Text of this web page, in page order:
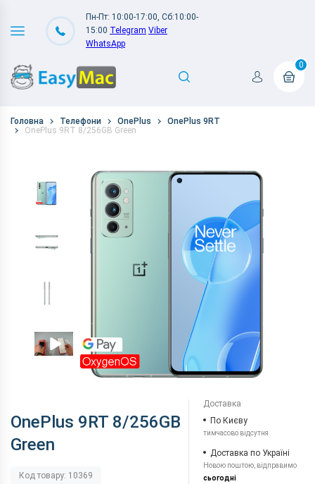
Пн-Пт: 10:00-17:00, Сб:10:00-
15:00 Telegram Viber
WhatsApp
0
Головна Телефони OnePlus
OnePlus 9RT
OnePlus 9RT 8/256GB Green
OnePlus 9RT 8/256GB
Green
Код товару: 10369
Доставка
По Києву
тимчасово відсутня
Доставка по Україні
Новою поштою, відправимо
сьогодні